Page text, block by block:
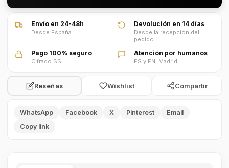
Envío en 24-48h
Desde España
Devolución en 14 días
Desde la recepción del
pedido
Pago 100% seguro
Cifrado SSL
Atención por humanos
ES y EN, Madrid
Reseñas Wishlist Compartir
WhatsApp Facebook X Pinterest
Email
Copy link